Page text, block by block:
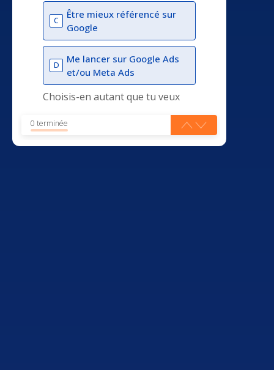
C
Être mieux référencé sur
Google
D
Me lancer sur Google Ads
et/ou Meta Ads
Choisis-en autant que tu veux
0 terminée